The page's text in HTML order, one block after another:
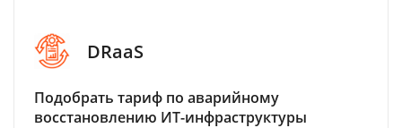
DRaaS
Подобрать тариф по аварийному
восстановлению ИТ-инфраструктуры